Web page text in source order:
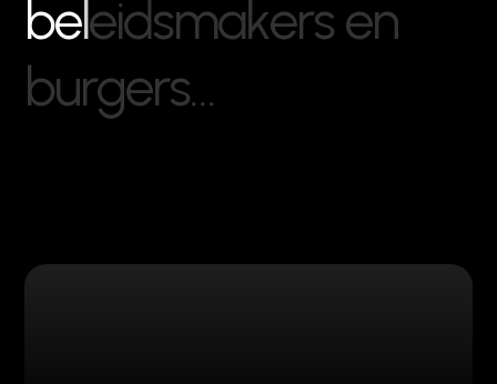
beleidsmakersen
burgers…